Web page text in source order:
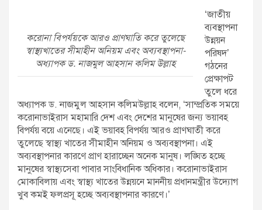
করোনা বিপর্যয়কে আরও প্রাণঘাতি করে তুলেছে
স্বাস্থ্যখাতের সীমাহীন অনিয়ম এবং অব্যবস্থাপনা-
অধ্যাপক ড. নাজমুল আহসান কলিম উল্লাহ
‘জাতীয়
ব্যবস্থাপনা
উন্নয়ন
পরিষদ’
গঠনের
প্রেক্ষাপট
তুলে ধরে
অধ্যাপক ড. নাজমুল আহসান কলিমউল্লাহ বলেন, ‘সাম্প্রতিক সময়ে
করোনাভাইরাস মহামারি দেশ এবং দেশের মানুষের জন্য ভয়াবহ
বিপর্যয় বয়ে এনেছে। এই ভয়াবহ বিপর্যয় আরও প্রাণঘাতী করে
তুলেছে স্বাস্থ্য খাতের সীমাহীন অনিয়ম ও অব্যবস্থাপনা। এই
অব্যবস্থাপনার কারণে প্রাণ হারাচ্ছেন অনেক মানুষ। লঙ্ঘিত হচ্ছে
মানুষের স্বাস্থ্যসেবা পাবার সাংবিধানিক অধিকার। করোনাভাইরাস
মোকাবিলায় এবং স্বাস্থ্য খাতের উন্নয়নে মাননীয় প্রধানমন্ত্রীর উদ্যোগ
খুব কমই ফলপ্রসূ হচ্ছে অব্যবস্থাপনার কারণে।’